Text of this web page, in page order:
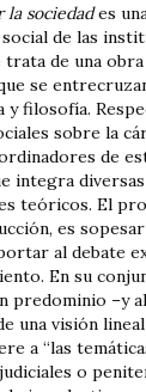
la sociedades
de las
trata de una
se
filosofía.
sobre la
de
integra
teóricos. El
es
al debate
En su
predominio –y
una visión lineal
a “las
o